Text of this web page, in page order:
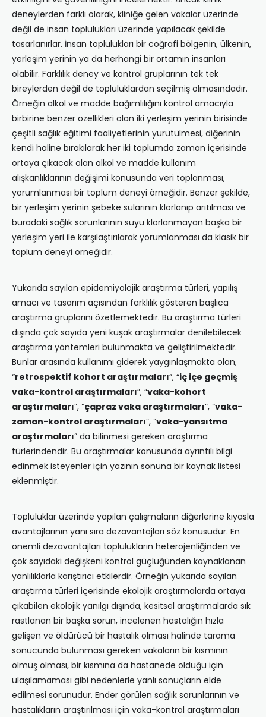
deneylerden farklı olarak, kliniğe gelen vakalar üzerinde
değil de insan toplulukları üzerinde yapılacak şekilde
tasarlanırlar. İnsan toplulukları bir coğrafi bölgenin, ülkenin,
yerleşim yerinin ya da herhangi bir ortamın insanları
olabilir. Farklılık deney ve kontrol gruplarının tek tek
bireylerden değil de topluluklardan seçilmiş olmasındadır.
Örneğin alkol ve madde bağımlılığını kontrol amacıyla
birbirine benzer özellikleri olan iki yerleşim yerinin birisinde
çeşitli sağlık eğitimi faaliyetlerinin yürütülmesi, diğerinin
kendi haline bırakılarak her iki toplumda zaman içerisinde
ortaya çıkacak olan alkol ve madde kullanım
alışkanlıklarının değişimi konusunda veri toplanması,
yorumlanması bir toplum deneyi örneğidir. Benzer şekilde,
bir yerleşim yerinin şebeke sularının klorlanıp arıtılması ve
buradaki sağlık sorunlarının suyu klorlanmayan başka bir
yerleşim yeri ile karşılaştırılarak yorumlanması da klasik bir
toplum deneyi örneğidir.
Yukarıda sayılan epidemiyolojik araştırma türleri, yapılış
amacı ve tasarım açısından farklılık gösteren başlıca
araştırma gruplarını özetlemektedir. Bu araştırma türleri
dışında çok sayıda yeni kuşak araştırmalar denilebilecek
araştırma yöntemleri bulunmakta ve geliştirilmektedir.
Bunlar arasında kullanımı giderek yaygınlaşmakta olan,
“retrospektif kohort araştırmaları”, “iç içe geçmiş
vaka-kontrol araştırmaları”, “vaka-kohort
araştırmaları”, “çapraz vaka araştırmaları”, “vaka-
zaman-kontrol araştırmaları”, “vaka-yansıtma
araştırmaları” da bilinmesi gereken araştırma
türlerindendir. Bu araştırmalar konusunda ayrıntılı bilgi
edinmek isteyenler için yazının sonuna bir kaynak listesi
eklenmiştir.
Topluluklar üzerinde yapılan çalışmaların diğerlerine kıyasla
avantajlarının yanı sıra dezavantajları söz konusudur. En
önemli dezavantajları toplulukların heterojenliğinden ve
çok sayıdaki değişkeni kontrol güçlüğünden kaynaklanan
yanlılıklarla karıştırıcı etkilerdir. Örneğin yukarıda sayılan
araştırma türleri içerisinde ekolojik araştırmalarda ortaya
çıkabilen ekolojik yanılgı dışında, kesitsel araştırmalarda sık
rastlanan bir başka sorun, incelenen hastalığın hızla
gelişen ve öldürücü bir hastalık olması halinde tarama
sonucunda bulunması gereken vakaların bir kısmının
ölmüş olması, bir kısmına da hastanede olduğu için
ulaşılamaması gibi nedenlerle yanlı sonuçların elde
edilmesi sorunudur. Ender görülen sağlık sorunlarının ve
hastalıkların araştırılması için vaka-kontrol araştırmaları